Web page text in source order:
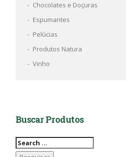
Chocolates e Doçuras
Espumantes
Pelúcias
Produtos Natura
Vinho
Buscar Produtos
Pesquisar
por: